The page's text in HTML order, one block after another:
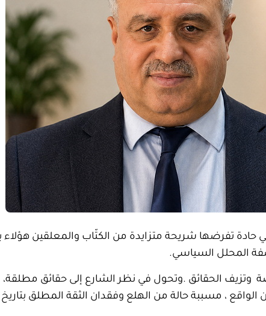
حادة تفرضها شريحة متزايدة من الكتّاب والمعلقين
المحلل السياسي.
وتزيف الحقائق .وتحول في نظر الشارع إلى حقائق
، مسببة حالة من الهلع وفقدان الثقة المطلق